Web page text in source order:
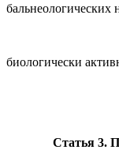
бальнеологических
биологически
Статья